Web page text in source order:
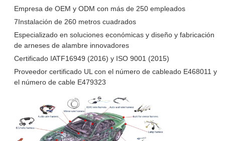
Empresa de OEM y ODM con más de 250 empleados
7Instalación de 260 metros cuadrados
Especializado en soluciones económicas y diseño y fabricación
de arneses de alambre innovadores
Certificado IATF16949 (2016) y ISO 9001 (2015)
Proveedor certificado UL con el número de cableado E468011 y
el número de cable E479323